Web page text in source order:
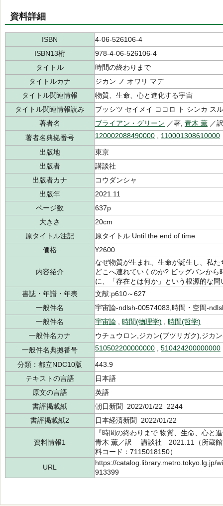
資料詳細
ISBN
4-06-526106-4
ISBN13桁
978-4-06-526106-4
タイトル
時間の終わりまで
タイトルカナ
ジカン ノ オワリ マデ
タイトル関連情報
物質、生命、心と進化する宇宙
タイトル関連情報読み
ブッシツ セイメイ ココロ ト シンカ ス
著者名
ブライアン・グリーン ／著, 青木 薫 ／訳
著者名典拠番号
120002088490000 110001308610000
出版地
東京
出版者
講談社
出版者カナ
コウダンシャ
出版年
2021.11
ページ数
637p
大きさ
20cm
原タイトル注記
原タイトル:Until the end of time
価格
¥2600
内容紹介
なぜ物質が生まれ、生命が誕生し、私
どこへ連れていくのか? ビッグバンか
に、「存在とは何か」という根源的な
書誌・年譜・年表
文献:p610～627
一般件名
宇宙論-ndlsh-00574083,時間・空間-
一般件名
宇宙論 時間(物理学)
時間(哲学)
一般件名カナ
ウチュウロン,ジカン(ブツリガク),ジカ
一般件名典拠番号
510502200000000 510424200000000
分類：都立NDC10版
443.9
テキストの言語
日本語
原文の言語
英語
書評掲載紙
朝日新聞 2022/01/22 2244
書評掲載紙2
日本経済新聞 2022/01/22
資料情報1
『時間の終わりまで 物質、生命、心
青木 薫／訳 講談社 2021.11（所蔵
料コード：7115018150）
URL
https://catalog.library.metro.tokyo.lg.jp/
913399